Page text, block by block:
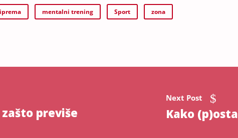
mentalni trening Sport zona
previše
Next Post
Kako